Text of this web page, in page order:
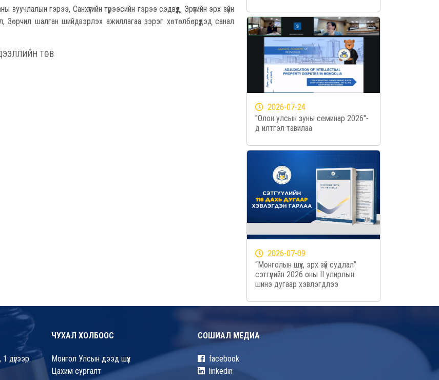
гэрээ, Санхүүгийн түрээсийн гэрээ сэдвүүд, Эрүүгийн эрх зүйн
Зөрчил шалган шийдвэрлэх ажиллагаа зэрэг хөтөлбөрүүдэд санал
ТӨВ
2026-07-24
"Олон улсын зуны семинар 2026"-
д илтгэл тавилаа
2026-07-09
“Монголын шүүх, эрх зүй судлал”
сэтгүүлийн 2026 оны II улирлын
шинэ дугаар хэвлэгдлээ
дүгээр
ЧУХАЛ ХОЛБООС
Монгол Улсын дээд шүүх
Цахим сургалт
СОШИАЛ МЕДИА
facebook
linkedin